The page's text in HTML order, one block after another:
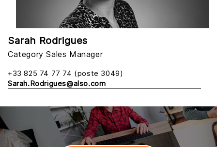
Sarah Rodrigues
Category Sales Manager
+33 825 74 77 74 (poste 3049)
Sarah.Rodrigues@also.com